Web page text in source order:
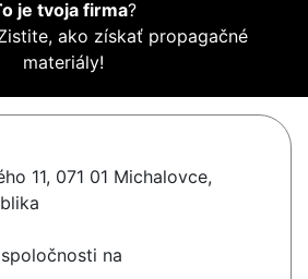
je tvoja firma?
ako získať propagačné
materiály!
11, 071 01 Michalovce,
na